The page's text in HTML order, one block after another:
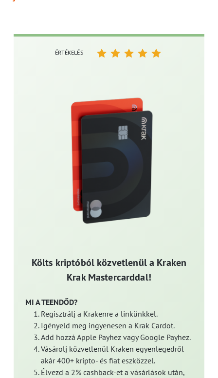
Költs kriptóból közvetlenül a Kraken
Krak Mastercarddal!
MI A TEENDŐD?
Regisztrálj a Krakenre a linkünkkel.
Igényeld meg ingyenesen a Krak Cardot.
Add hozzá Apple Payhez vagy Google Payhez.
Vásárolj közvetlenül Kraken egyenlegedről
akár 400+ kripto- és fiat eszközzel.
Élvezd a 2% cashback-et a vásárlások után,
ÉRTÉKELÉS